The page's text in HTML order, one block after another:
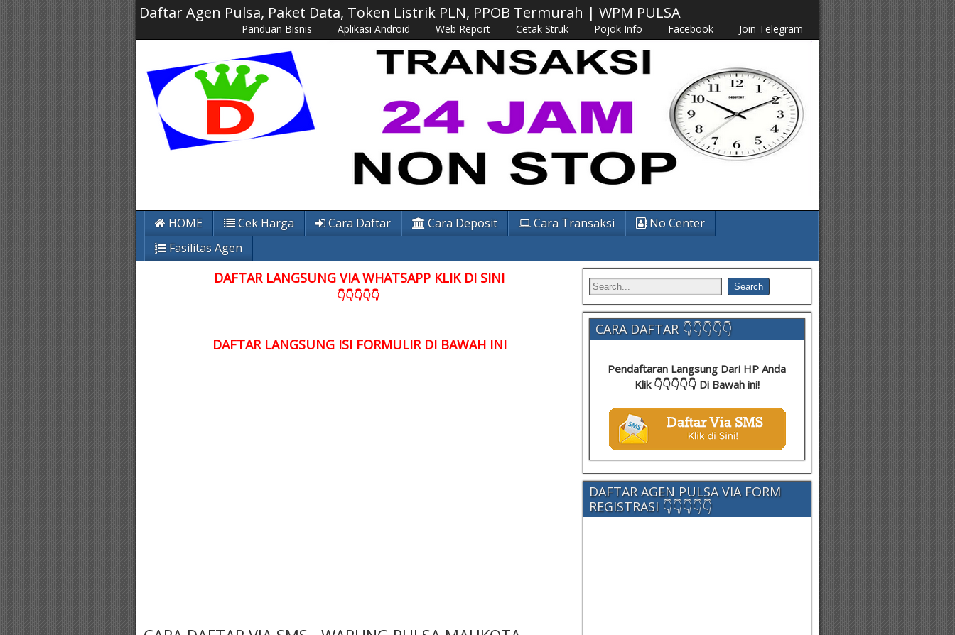
Daftar Agen Pulsa, Paket Data, Token Listrik PLN, PPOB Termurah | WPM PULSA
Panduan Bisnis Aplikasi Android Web Report Cetak Struk Pojok Info Facebook Join Telegram
HOME Cek Harga Cara Daftar Cara Deposit Cara Transaksi
No Center
Fasilitas Agen
DAFTAR LANGSUNG VIA WHATSAPP KLIK DI SINI
👇👇👇👇👇
DAFTAR LANGSUNG ISI FORMULIR DI BAWAH INI
CARA DAFTAR 👇👇👇👇👇
Pendaftaran Langsung Dari HP Anda
Klik 👇👇👇👇👇 Di Bawah ini!
DAFTAR AGEN PULSA VIA FORM
REGISTRASI 👇👇👇👇👇